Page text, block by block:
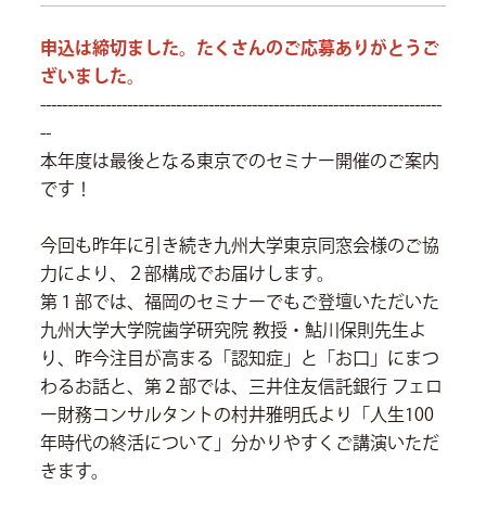
申込は締切ました。たくさんのご応募ありがとうご
ざいました。
--------------------------------------------------------------------------
--
本年度は最後となる東京でのセミナー開催のご案内
です！
今回も昨年に引き続き九州大学東京同窓会様のご協
力により、２部構成でお届けします。
第１部では、福岡のセミナーでもご登壇いただいた
九州大学大学院歯学研究院 教授・鮎川保則先生よ
り、昨今注目が高まる「認知症」と「お口」にまつ
わるお話と、第２部では、三井住友信託銀行 フェロ
ー財務コンサルタントの村井雅明氏より「人生100
年時代の終活について」分かりやすくご講演いただ
きます。